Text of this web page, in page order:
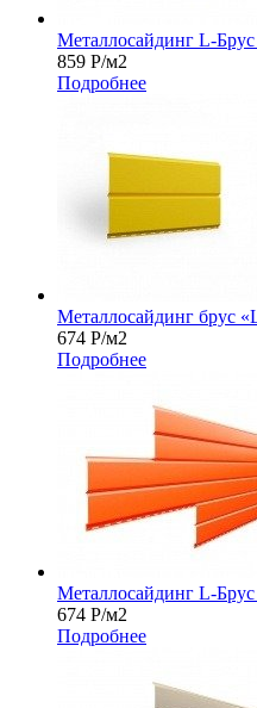
Металлосайдинг L-
859 Р/м2
Подробнее
Металлосайдинг брус
674 Р/м2
Подробнее
Металлосайдинг L-
674 Р/м2
Подробнее